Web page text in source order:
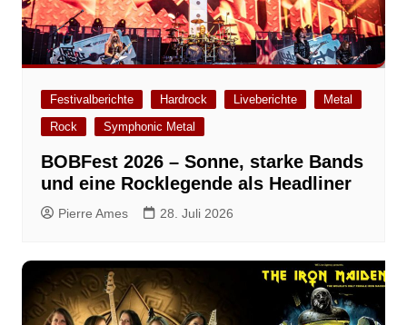
Festivalberichte Hardrock Liveberichte
Metal
Rock
Symphonic Metal
BOBFest 2026 – Sonne, starke Bands
und eine Rocklegende als Headliner
Pierre Ames 28. Juli 2026